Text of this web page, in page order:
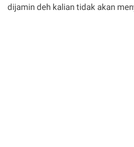
dijamin deh kalian tidak akan